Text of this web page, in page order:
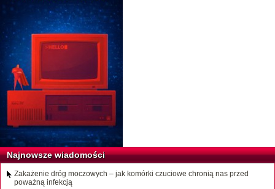
Najnowsze wiadomości
Zakażenie dróg moczowych – jak komórki czuciowe chronią nas przed
poważną infekcją